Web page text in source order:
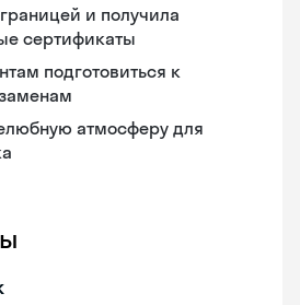
и получила
сертификаты
подготовиться к
атмосферу для